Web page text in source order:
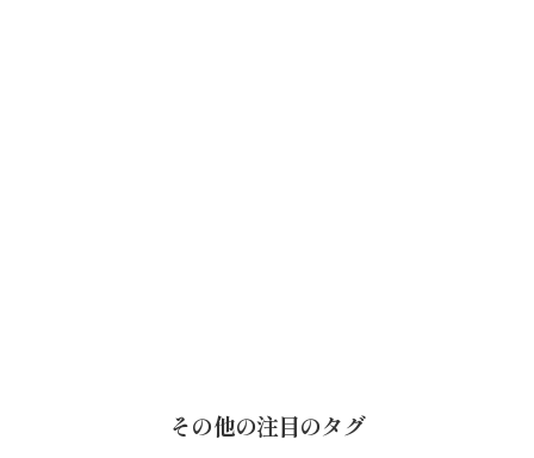
その他の注目のタグ